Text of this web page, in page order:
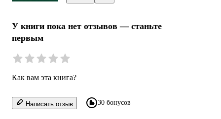
У книги пока нет отзывов — станьте
первым
Как вам эта книга?
Написать отзыв 30 бонусов